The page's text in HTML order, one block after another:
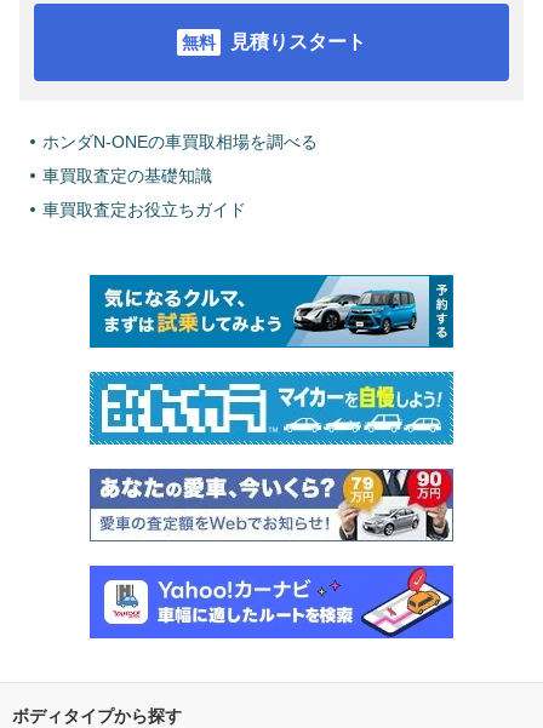
見積りスタート
ホンダN-ONEの車買取相場を調べる
車買取査定の基礎知識
車買取査定お役立ちガイド
ボディタイプから探す